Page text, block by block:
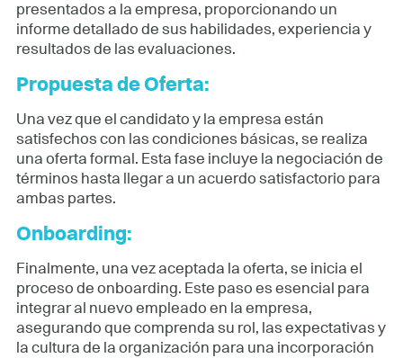
presentados a la empresa, proporcionando un
informe detallado de sus habilidades, experiencia y
resultados de las evaluaciones.
Propuesta de Oferta:
Una vez que el candidato y la empresa están
satisfechos con las condiciones básicas, se realiza
una oferta formal. Esta fase incluye la negociación de
términos hasta llegar a un acuerdo satisfactorio para
ambas partes.
Onboarding:
Finalmente, una vez aceptada la oferta, se inicia el
proceso de onboarding. Este paso es esencial para
integrar al nuevo empleado en la empresa,
asegurando que comprenda su rol, las expectativas y
la cultura de la organización para una incorporación